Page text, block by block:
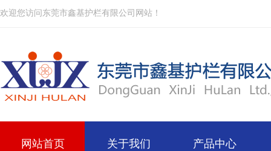
欢迎您访问东莞市鑫基护栏有限公司网站！
网站首页 关于我们 产品中心